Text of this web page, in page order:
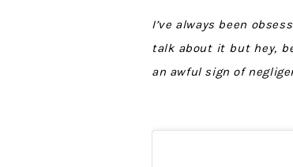
I’ve always been
talk about it but hey,
an awful sign of